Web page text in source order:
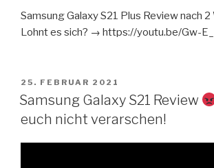
Samsung Galaxy S21 Plus Review nach 2
Lohnt es sich? → https://youtu.be/Gw-
VERÖFFENTLICHT
AM
25. FEBRUAR 2021
Samsung Galaxy S21 Review
euch nicht verarschen!